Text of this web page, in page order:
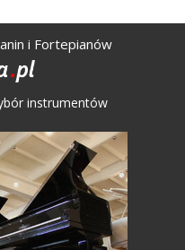
i Fortepianów
instrumentów